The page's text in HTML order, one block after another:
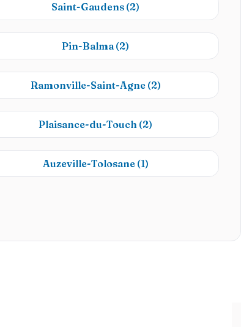
Saint-Gaudens (2)
Pin-Balma(2)
Ramonville-Saint-Agne (2)
Plaisance-du-Touch (2)
Auzeville-Tolosane (1)